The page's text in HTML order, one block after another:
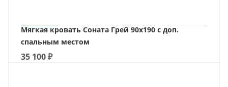
Мягкая кровать Соната Грей 90х190 с доп.
спальным местом
35 100₽